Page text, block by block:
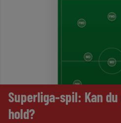
Superliga-spil: Kan
hold?